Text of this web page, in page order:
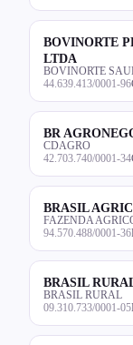
BOVINORTE
LTDA
BOVINORTE
44.639.413/0001-96
BR
CDAGRO
42.703.740/0001-34
BRASIL
FAZENDA
94.570.488/0001-36
BRASIL
BRASIL RURAL
09.310.733/0001-05